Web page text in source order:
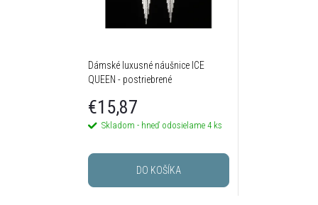
Dámské luxusné náušnice ICE
QUEEN - postriebrené
€15,87
Skladom - hneď odosielame 4 ks
DO KOŠÍKA